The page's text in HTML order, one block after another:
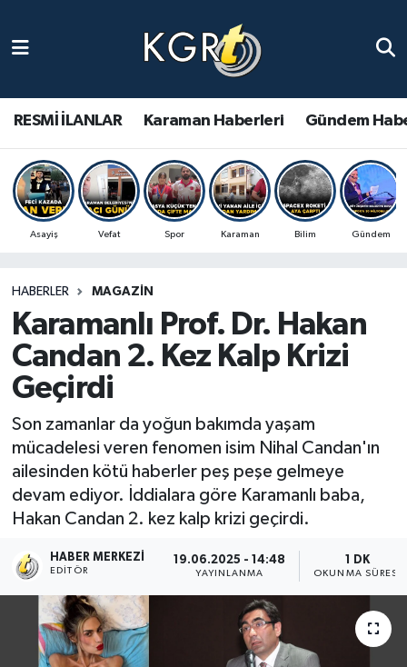
RESMİ İLANLAR Karaman Haberleri Gündem
Asayiş Vefat Spor Karaman Bilim Gündem
HABERLER MAGAZIN
Karamanlı Prof. Dr. Hakan
Candan 2. Kez Kalp Krizi
Geçirdi
Son zamanlar da yoğun bakımda yaşam
mücadelesi veren fenomen isim Nihal Candan'ın
ailesinden kötü haberler peş peşe gelmeye
devam ediyor. İddialara göre Karamanlı baba,
Hakan Candan 2. kez kalp krizi geçirdi.
HABER MERKEZI
EDITÖR
19.06.2025 - 14:48
YAYINLANMA
1 DK
OKUNMA SÜRESI
Gündem Haberleri
Güncel Haberler
Spor Haberleri
Ulusal Haberler
Vefat Edenler